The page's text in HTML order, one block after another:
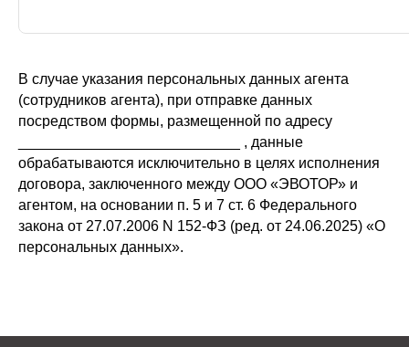
В случае указания персональных данных агента
(сотрудников агента), при отправке данных
посредством формы, размещенной по адресу
___________________________ , данные
обрабатываются исключительно в целях исполнения
договора, заключенного между ООО «ЭВОТОР» и
агентом, на основании п. 5 и 7 ст. 6 Федерального
закона от 27.07.2006 N 152-ФЗ (ред. от 24.06.2025) «О
персональных данных».